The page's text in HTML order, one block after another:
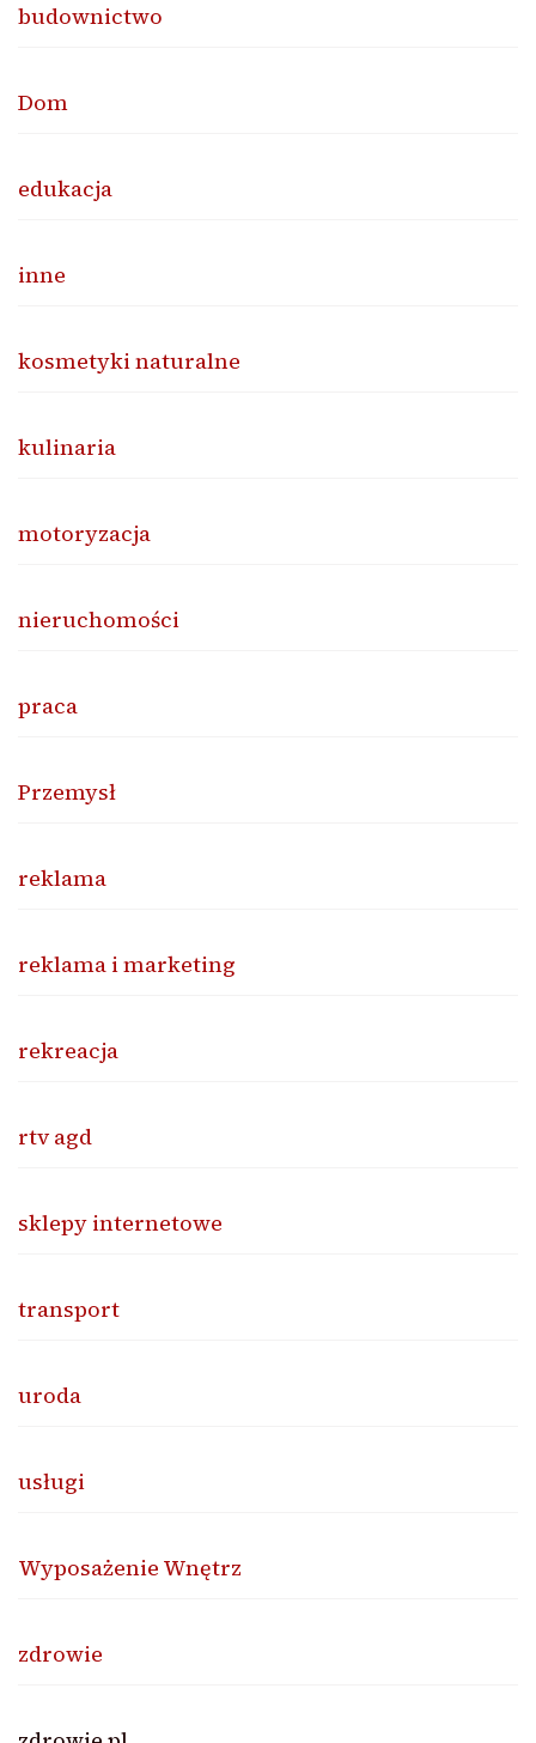
budownictwo
Dom
edukacja
inne
kosmetyki naturalne
kulinaria
motoryzacja
nieruchomości
praca
Przemysł
reklama
reklama i marketing
rekreacja
rtv agd
sklepy internetowe
transport
uroda
usługi
Wyposażenie Wnętrz
zdrowie